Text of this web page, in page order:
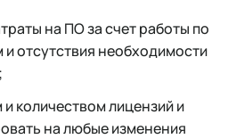
на ПО за счет работы по
отсутствия необходимости
количеством лицензий и
на любые изменения